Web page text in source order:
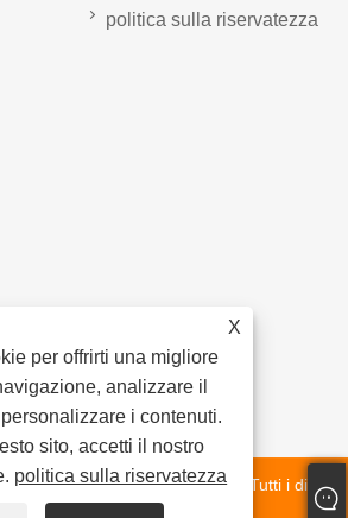
X
per offrirti una migliore
analizzare il
i contenuti.
sito, accetti il ​​nostro
politica sulla riservatezza
politica sulla riservatezza
Beenew Machinery Co., Ltd. Tutti i diritti